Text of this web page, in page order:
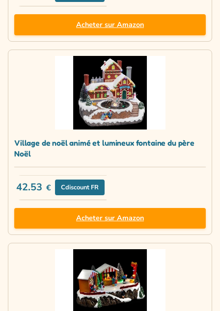
Acheter sur Amazon
Village de noël animé et lumineux fontaine du père
Noël
42.53 € Cdiscount FR
Acheter sur Amazon